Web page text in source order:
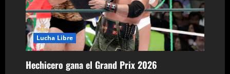
n
d
e
Lucha Libre
Hechicero gana el Grand Prix 2026